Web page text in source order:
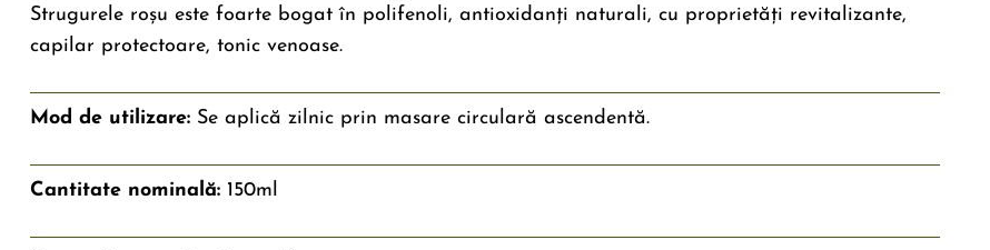
Strugurele roșu este foarte bogat în polifenoli, antioxidanți naturali, cu proprietăți revitalizante,
capilar protectoare, tonic venoase.
Mod de utilizare:Se aplică zilnic prin masare circulară ascendentă.
Cantitate nominală:150ml